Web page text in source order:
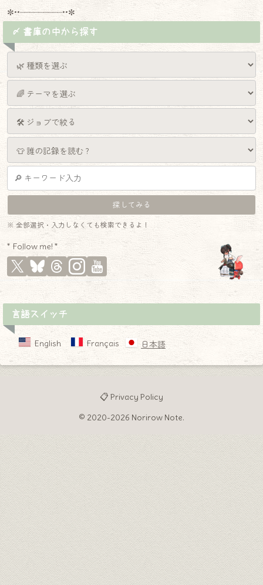
✼••┈┈┈┈┈┈┈┈┈••✼
〆 書庫の中から探す
※ 全部選択・入力しなくても検索できるよ！
* Follow me! *
言語スイッチ
English Français 日本語
📋 Privacy Policy
© 2020-2026 Norirow Note.